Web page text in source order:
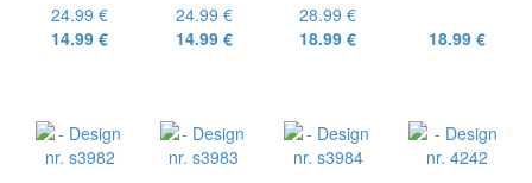
24.99 €
14.99 €
24.99 €
14.99 €
28.99 €
18.99 €
18.99 €